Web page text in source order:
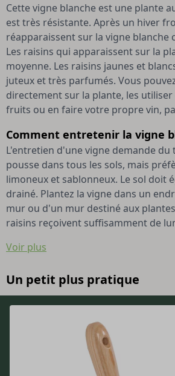
Cette vigne blanche est une plante
est très résistante. Après un hiver
réapparaissent sur la vigne blanche
Les raisins qui apparaissent sur la
moyenne. Les raisins jaunes et
juteux et très parfumés. Vous
directement sur la plante, les utiliser
fruits ou en faire votre propre vin,
Comment entretenir la vigne
L'entretien d'une vigne demande du
pousse dans tous les sols, mais
limoneux et sablonneux. Le sol doit
drainé. Plantez la vigne dans un
mur ou d'un mur destiné aux
raisins reçoivent suffisamment de
Voir plus
Un petit plus pratique